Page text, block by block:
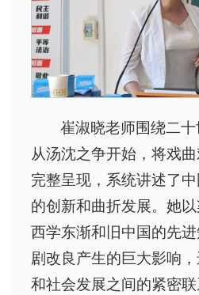
崔淑晓老师围绕二十
从汤沈之争开始，将戏
完整呈现，系统讲述了
的创新和曲折发展。她
西学东渐和旧中国的先
剧改良产生的巨大影响
和社会发展之间的紧密联